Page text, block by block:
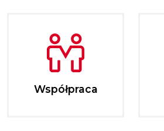
Współpraca